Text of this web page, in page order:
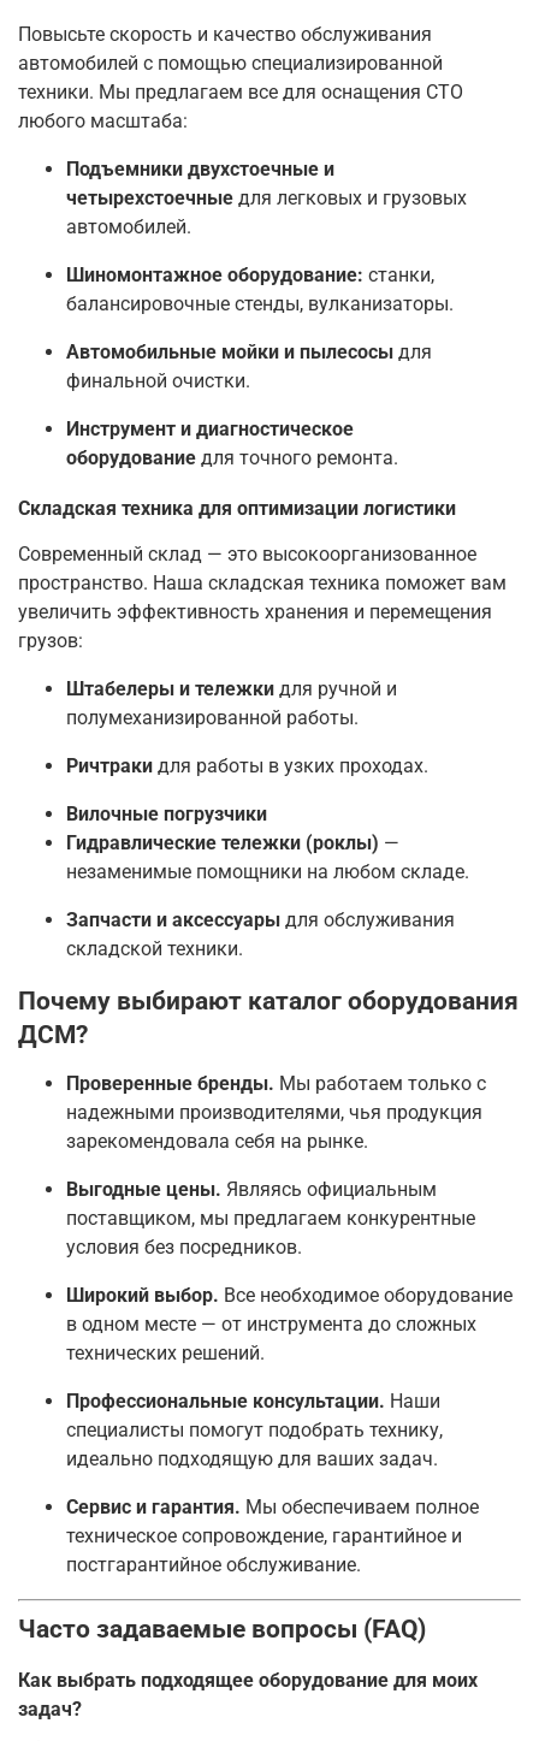
Повысьте скорость и качество обслуживания
автомобилей с помощью специализированной
техники. Мы предлагаем все для оснащения СТО
любого масштаба:
Подъемники двухстоечные и
четырехстоечные для легковых и грузовых
автомобилей.
Шиномонтажное оборудование: станки,
балансировочные стенды, вулканизаторы.
Автомобильные мойки и пылесосы для
финальной очистки.
Инструмент и диагностическое
оборудование для точного ремонта.
Складская техника для оптимизации логистики
Современный склад — это высокоорганизованное
пространство. Наша складская техника поможет вам
увеличить эффективность хранения и перемещения
грузов:
Штабелеры и тележки для ручной и
полумеханизированной работы.
Ричтраки для работы в узких проходах.
Вилочные погрузчики
Гидравлические тележки (роклы) —
незаменимые помощники на любом складе.
Запчасти и аксессуары для обслуживания
складской техники.
Почему выбирают каталог оборудования
ДСМ?
Проверенные бренды. Мы работаем только с
надежными производителями, чья продукция
зарекомендовала себя на рынке.
Выгодные цены. Являясь официальным
поставщиком, мы предлагаем конкурентные
условия без посредников.
Широкий выбор. Все необходимое оборудование
в одном месте — от инструмента до сложных
технических решений.
Профессиональные консультации. Наши
специалисты помогут подобрать технику,
идеально подходящую для ваших задач.
Сервис и гарантия. Мы обеспечиваем полное
техническое сопровождение, гарантийное и
постгарантийное обслуживание.
Часто задаваемые вопросы (FAQ)
Как выбрать подходящее оборудование для моих
задач?